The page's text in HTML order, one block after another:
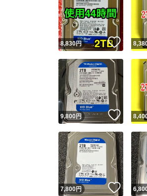
8,830円 いいね
9,800円 いい
7,800円 いいね